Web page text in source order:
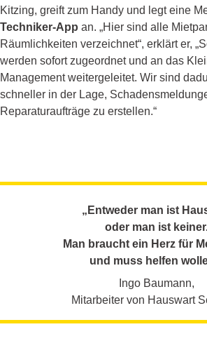
Kitzing, greift zum Handy und legt eine
Techniker-App an. „Hier sind alle
Räumlichkeiten verzeichnet“, erklärt er,
werden sofort zugeordnet und an das
Management weitergeleitet. Wir sind
schneller in der Lage,
Reparaturaufträge zu erstellen.“
„Entweder man ist
oder man ist
Man braucht ein Herz für
und muss helfen
Ingo Baumann,
Mitarbeiter von Hauswart